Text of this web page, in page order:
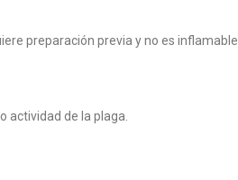
preparación previa y no es inflamable.
actividad de la plaga.